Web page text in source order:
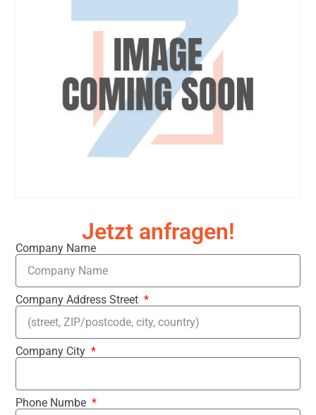
Jetzt anfragen!
Company Name
Company Address Street
Company City
Phone Numbe